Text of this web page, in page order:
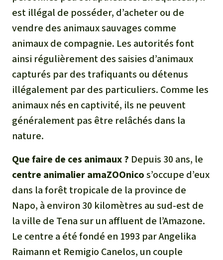
est illégal de posséder, d’acheter ou de
vendre des animaux sauvages comme
animaux de compagnie. Les autorités font
ainsi régulièrement des saisies d’animaux
capturés par des trafiquants ou détenus
illégalement par des particuliers. Comme les
animaux nés en captivité, ils ne peuvent
généralement pas être relâchés dans la
nature.
Que faire de ces animaux ? Depuis 30 ans, le
centre animalier amaZOOnicos’occupe d’eux
dans la forêt tropicale de la province de
Napo, à environ 30 kilomètres au sud-est de
la ville de Tena sur un affluent de l’Amazone.
Le centre a été fondé en 1993 par Angelika
Raimann et Remigio Canelos, un couple